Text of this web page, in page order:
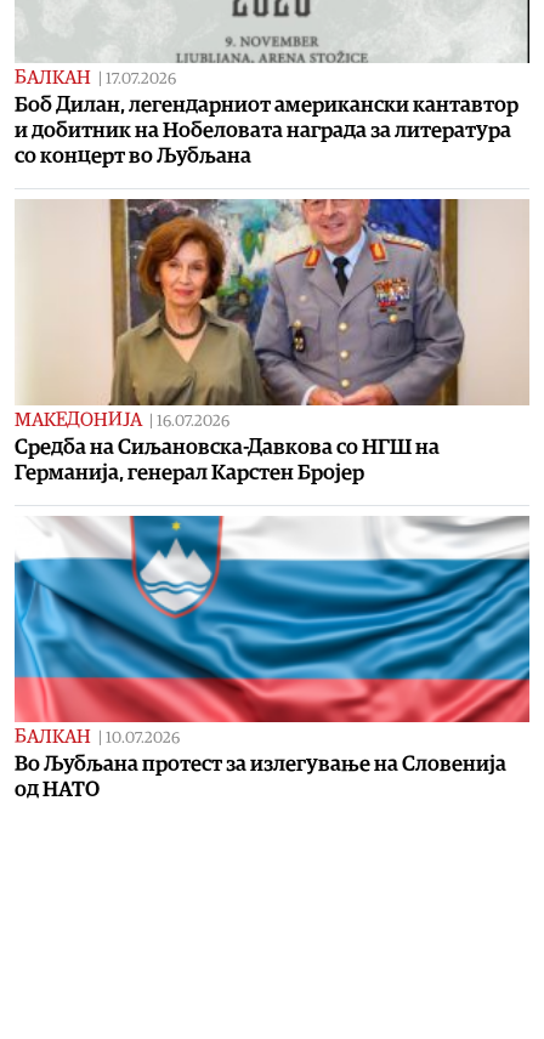
БАЛКАН 17.07.2026
Боб Дилан, легендарниот американски кантавтор
и добитник на Нобеловата награда за литература
со концерт во Љубљана
МАКЕДОНИЈА 16.07.2026
Средба на Сиљановска-Давкова со НГШ на
Германија, генерал Карстен Бројер
БАЛКАН 10.07.2026
Во Љубљана протест за излегување на Словенија
од НАТО